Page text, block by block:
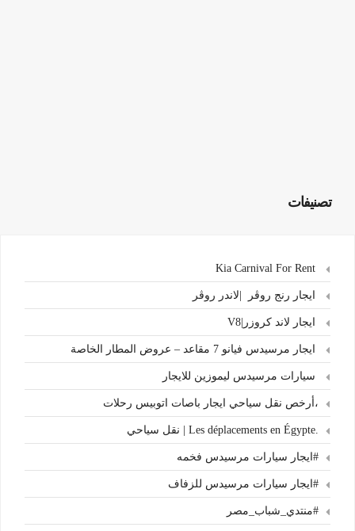
تصنيفات
ايجار رنج روڤر |لاندر روڤر
ايجار لاند كروزر|V8
ايجار مرسيدس فيانو 7 مقاعد – عروض المطار الخاصة
سيارات مرسيدس ليموزين للايجار
،أرخص نقل سياحي ايجار باصات اتوبيس رحلات
.Les déplacements en Égypte | نقل سياحي
#ايجار سيارات مرسيدس فخمه
#ايجار سيارات مرسيدس للزفاف
#منتدي_شباب_مصر